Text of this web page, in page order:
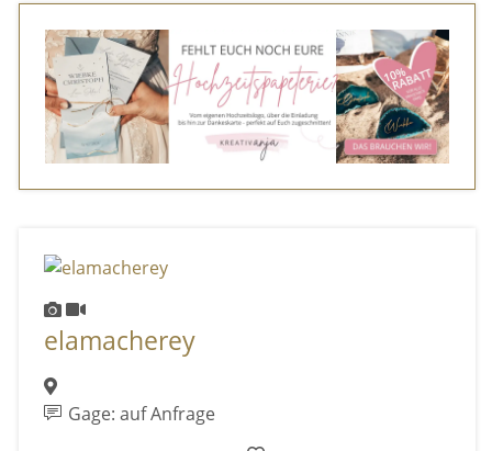
elamacherey
Gage: auf Anfrage